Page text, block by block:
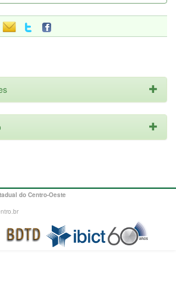
do Centro-Oeste